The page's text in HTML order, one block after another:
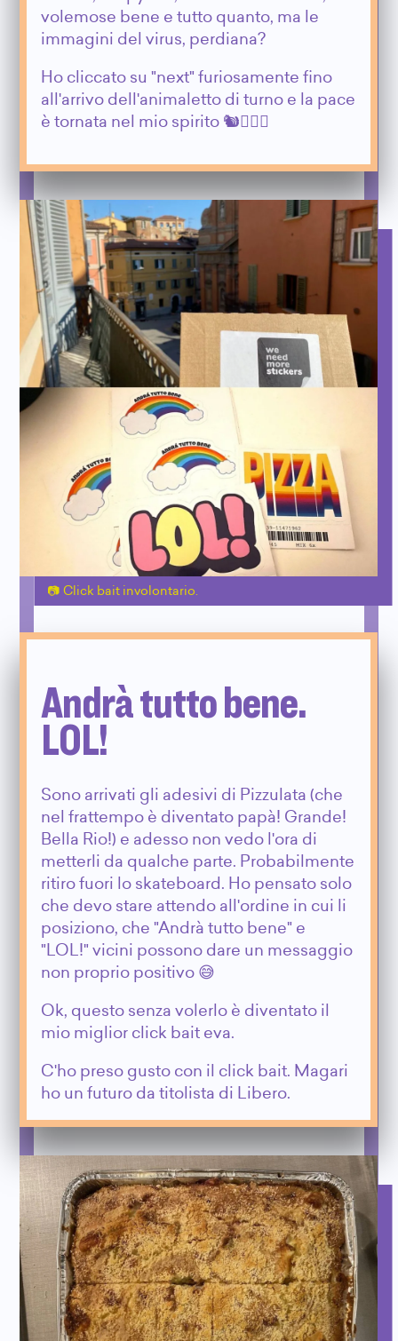
volemose bene e tutto quanto, ma le
immagini del virus, perdiana?
Ho cliccato su "next" furiosamente fino
all'arrivo dell'animaletto di turno e la pace
è tornata nel mio spirito 🐿🧘🏻‍♂️
Click bait involontario.
Andrà tutto bene.
LOL!
Sono arrivati gli adesivi di Pizzulata (che
nel frattempo è diventato papà! Grande!
Bella Rio!) e adesso non vedo l'ora di
metterli da qualche parte. Probabilmente
ritiro fuori lo skateboard. Ho pensato solo
che devo stare attendo all'ordine in cui li
posiziono, che "Andrà tutto bene" e
"LOL!" vicini possono dare un messaggio
non proprio positivo 😅
Ok, questo senza volerlo è diventato il
mio miglior click bait eva.
C'ho preso gusto con il click bait. Magari
ho un futuro da titolista di Libero.